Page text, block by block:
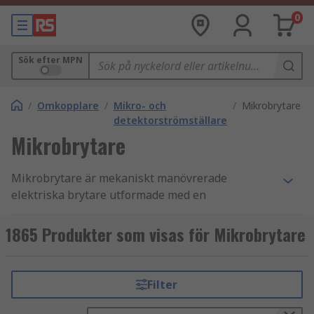
0
Sök efter MPN
/ Omkopplare / Mikro- och
detektorströmställare
/ Mikrobrytare
Mikrobrytare
Mikrobrytare är mekaniskt manövrerade
elektriska brytare utformade med en
gemensam, normalt öppen och normalt stängd.
En mikrobrytare kallas även för snabbbrytare, de
spak för att öppna och stänga en uppsättning
interna kontakter inuti enheten.
1865 Produkter som visas för Mikrobrytare
Filter